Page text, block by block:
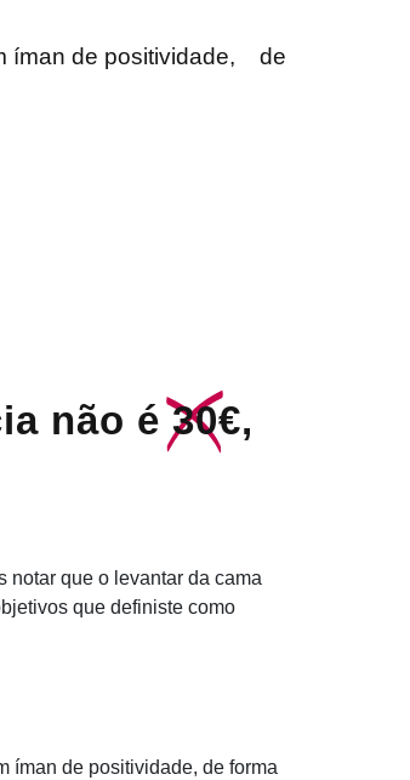
íman de positividade, de
não é30€,
notar que o levantar da cama
que definiste como
íman de positividade, de forma